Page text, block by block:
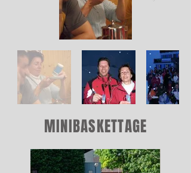
MINIBASKETTAGE